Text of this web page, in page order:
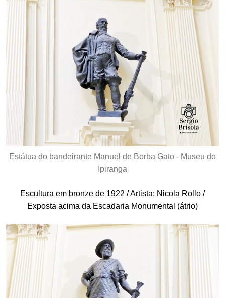
Estátua do bandeirante Manuel de Borba Gato - Museu do
Ipiranga
Escultura em bronze de 1922 / Artista: Nicola Rollo /
Exposta acima da Escadaria Monumental (átrio)